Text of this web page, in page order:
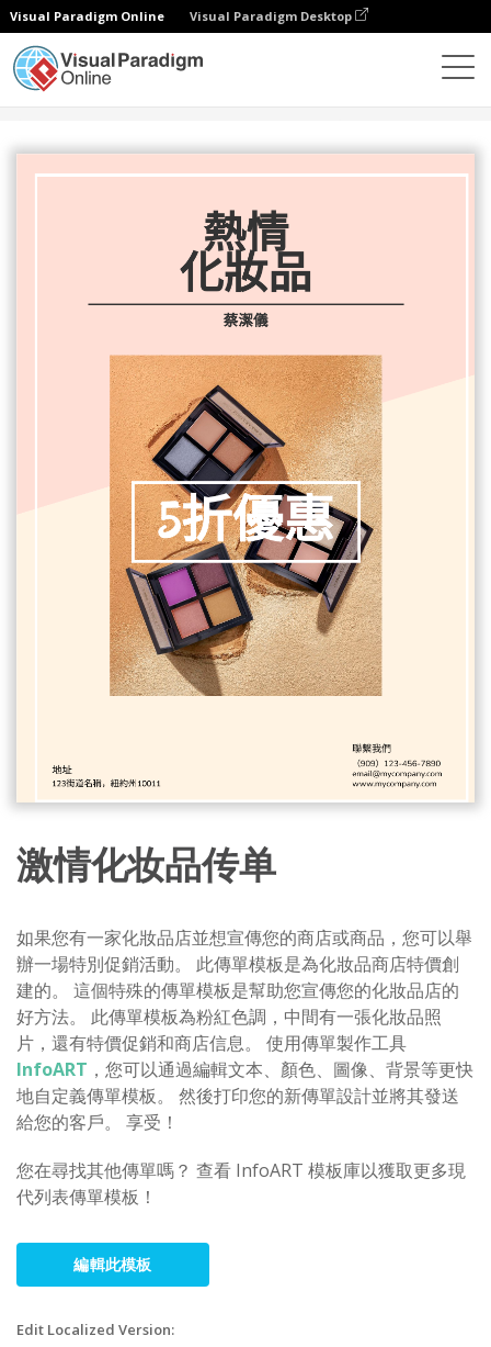
Visual Paradigm Online Visual Paradigm Desktop
激情化妆品传单
如果您有一家化妝品店並想宣傳您的商店或商品，您可以舉
辦一場特別促銷活動。 此傳單模板是為化妝品商店特價創
建的。 這個特殊的傳單模板是幫助您宣傳您的化妝品店的
好方法。 此傳單模板為粉紅色調，中間有一張化妝品照
片，還有特價促銷和商店信息。 使用傳單製作工具
InfoART ，您可以通過編輯文本、顏色、圖像、背景等更快
地自定義傳單模板。 然後打印您的新傳單設計並將其發送
給您的客戶。 享受！
您在尋找其他傳單嗎？ 查看 InfoART 模板庫以獲取更多現
代列表傳單模板！
編輯此模板
Edit Localized Version: